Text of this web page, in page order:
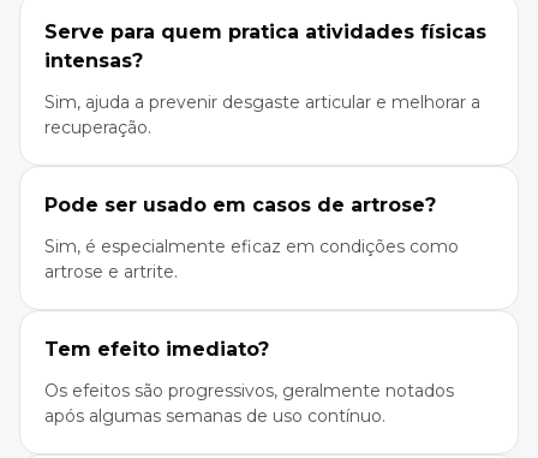
Serve para quem pratica atividades físicas
intensas?
Sim, ajuda a prevenir desgaste articular e melhorar a
recuperação.
Pode ser usado em casos de artrose?
Sim, é especialmente eficaz em condições como
artrose e artrite.
Tem efeito imediato?
Os efeitos são progressivos, geralmente notados
após algumas semanas de uso contínuo.